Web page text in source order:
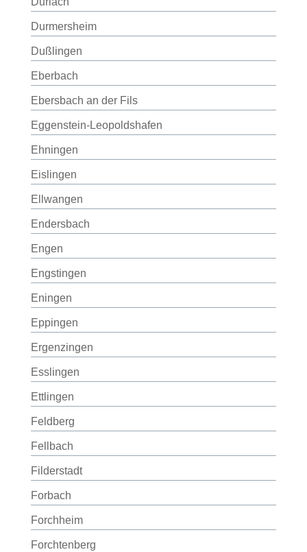
Durmersheim
Dußlingen
Eberbach
Ebersbach an der Fils
Eggenstein-Leopoldshafen
Ehningen
Eislingen
Ellwangen
Endersbach
Engen
Engstingen
Eningen
Eppingen
Ergenzingen
Esslingen
Ettlingen
Feldberg
Fellbach
Filderstadt
Forbach
Forchheim
Forchtenberg